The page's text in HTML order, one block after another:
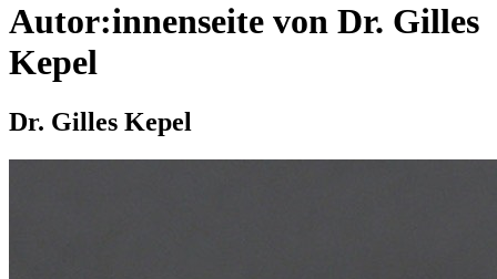
Autor:innenseite von Dr. Gilles
Kepel
Dr. Gilles Kepel